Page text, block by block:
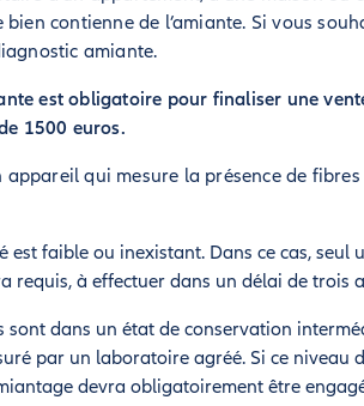
contienne de l’amiante. Si vous
amiante.
est obligatoire pour finaliser une
1500 euros.
qui mesure la présence de
est faible ou inexistant. Dans ce cas,
requis, à effectuer dans un délai de trois
dans un état de conservation
par un laboratoire agréé. Si ce niveau
devra obligatoirement être